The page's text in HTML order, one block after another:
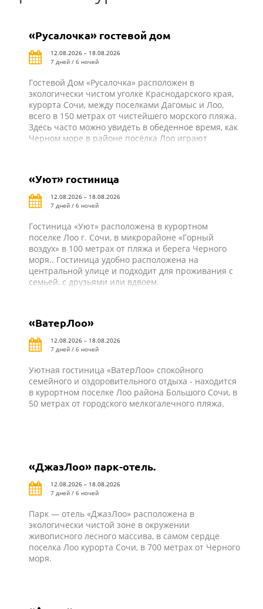
«Русалочка» гостевой дом
12.08.2026 – 18.08.2026
7 дней / 6 ночей
Гостевой Дом «Русалочка» расположен в
экологически чистом уголке Краснодарского края,
курорта Сочи, между поселками Дагомыс и Лоо,
всего в 150 метрах от чистейшего морского пляжа.
Здесь часто можно увидеть в обеденное время, как
Черном море в районе посёлка Лоо играют
«Уют» гостиница
12.08.2026 – 18.08.2026
7 дней / 6 ночей
Гостиница «Уют» расположена в курортном
поселке Лоо г. Сочи, в микрорайоне «Горный
воздух» в 100 метрах от пляжа и берега Черного
моря.. Гостиница удобно расположена на
центральной улице и подходит для проживания с
семьей, с друзьями или вдвоем.
«ВатерЛоо»
12.08.2026 – 18.08.2026
7 дней / 6 ночей
Уютная гостиница «ВатерЛоо» спокойного
семейного и оздоровительного отдыха - находится
в курортном поселке Лоо района Большого Сочи, в
50 метрах от городского мелкогалечного пляжа.
«ДжазЛоо» парк-отель.
12.08.2026 – 18.08.2026
7 дней / 6 ночей
Парк — отель «ДжазЛоо» расположена в
экологически чистой зоне в окружении
живописного лесного массива, в самом сердце
поселка Лоо курорта Сочи, в 700 метрах от Черного
моря.